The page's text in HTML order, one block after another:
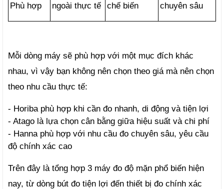
Phù hợp
ngoài thực tế chế biến
chuyên sâu
Mỗi dòng máy sẽ phù hợp với một mục đích khác
nhau, vì vậy bạn không nên chọn theo giá mà nên chọn
theo nhu cầu thực tế:
- Horiba phù hợp khi cần đo nhanh, di động và tiện lợi
- Atago là lựa chọn cân bằng giữa hiệu suất và chi phí
- Hanna phù hợp với nhu cầu đo chuyên sâu, yêu cầu
độ chính xác cao
Trên đây là tổng hợp 3 máy đo độ mặn phổ biến hiện
nay, từ dòng bút đo tiện lợi đến thiết bị đo chính xác